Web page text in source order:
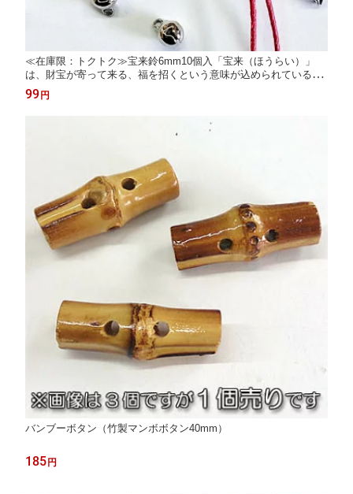
≪在庫限：トクトク≫宝来鈴6mm10個入「宝来（ほうらい）」
は、財宝が寄って来る、福を招くという意味が込められている縁
起鈴（6mmサイズのみ）
99円
バンブーボタン（竹製マンボボタン40mm）
185円